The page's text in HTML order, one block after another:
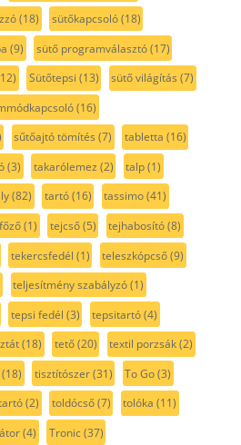
(18) sütőkapcsoló(18)
(9) sütő programválasztó(17)
Sütőtepsi (13) sütő világítás (7)
(16)
sűtőajtó tömítés (7) tabletta (16)
(3) takarólemez (2) talp(1)
(82) tartó(16) tassimo(41)
(1) tejcső(5) tejhabosító(8)
tekercsfedél (1) teleszkópcső(9)
teljesítmény szabályzó(1)
tepsi fedél (3) tepsitartó(4)
(18) tető(20) textil porzsák(2)
(18) tisztítószer(31) To Go(3)
(2) toldócső(7) tolóka (11)
(4) Tronic(37)